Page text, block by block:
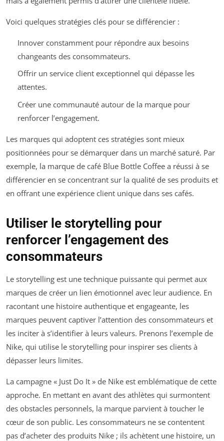
Voici quelques stratégies clés pour se différencier :
Innover constamment pour répondre aux besoins
changeants des consommateurs.
Offrir un service client exceptionnel qui dépasse les
attentes.
Créer une communauté autour de la marque pour
renforcer l’engagement.
Les marques qui adoptent ces stratégies sont mieux
positionnées pour se démarquer dans un marché saturé. Par
exemple, la marque de café Blue Bottle Coffee a réussi à se
différencier en se concentrant sur la qualité de ses produits et
en offrant une expérience client unique dans ses cafés.
Utiliser le storytelling pour
renforcer l’engagement des
consommateurs
Le storytelling est une technique puissante qui permet aux
marques de créer un lien émotionnel avec leur audience. En
racontant une histoire authentique et engageante, les
marques peuvent captiver l’attention des consommateurs et
les inciter à s’identifier à leurs valeurs. Prenons l’exemple de
Nike, qui utilise le storytelling pour inspirer ses clients à
dépasser leurs limites.
La campagne « Just Do It » de Nike est emblématique de cette
approche. En mettant en avant des athlètes qui surmontent
des obstacles personnels, la marque parvient à toucher le
cœur de son public. Les consommateurs ne se contentent
pas d’acheter des produits Nike ; ils achètent une histoire, un